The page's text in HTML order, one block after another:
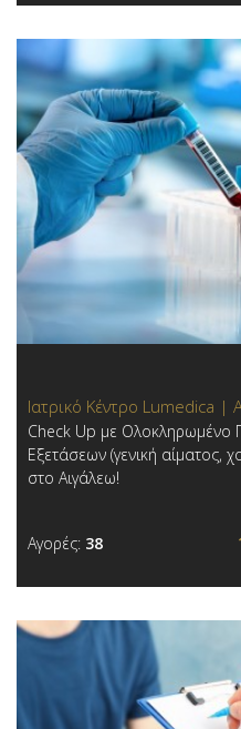
Ιατρικό Κέντρο Lumedica |
Check Up με Ολοκληρωμένο
Εξετάσεων (γενική αίματος,
στο Αιγάλεω!
Αγορές: 38